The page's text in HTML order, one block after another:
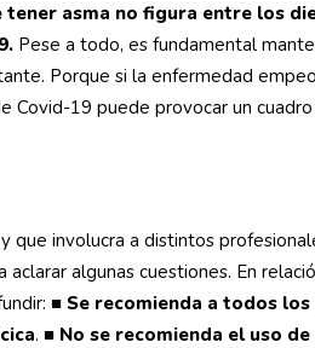
asma no figura entre los
Pese a todo, es fundamental
Porque si la enfermedad
Covid-19 puede provocar un cuadro
que involucra a distintos
algunas cuestiones. En
■ Se recomienda a todos
. ■ No se recomienda el uso